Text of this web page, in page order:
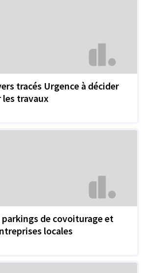
tracés Urgence à décider
travaux
parkings de covoiturage et
locales